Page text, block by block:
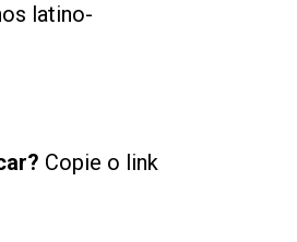
latino-
Copie o link